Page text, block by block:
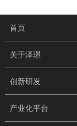
首页
关于泽璟
创新研发
产业化平台